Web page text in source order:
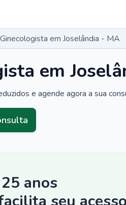
Ginecologista em Joselândia - MA
em
e agende agora a sua
anos